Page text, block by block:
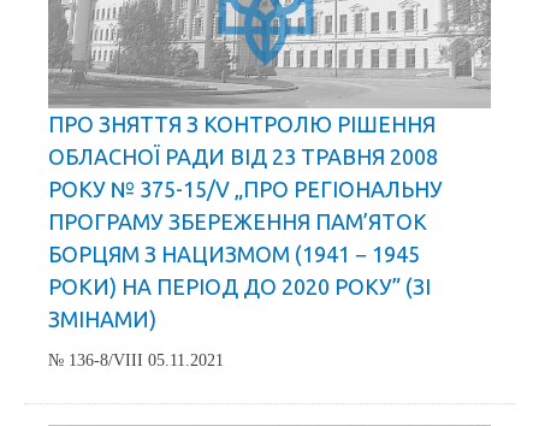
ПРО ЗНЯТТЯ З КОНТРОЛЮ РІШЕННЯ
ОБЛАСНОЇ РАДИ ВІД 23 ТРАВНЯ 2008
РОКУ № 375-15/V „ПРО РЕГІОНАЛЬНУ
ПРОГРАМУ ЗБЕРЕЖЕННЯ ПАМ’ЯТОК
БОРЦЯМ З НАЦИЗМОМ (1941 − 1945
РОКИ) НА ПЕРІОД ДО 2020 РОКУ” (ЗІ
ЗМІНАМИ)
№ 136-8/VIII 05.11.2021